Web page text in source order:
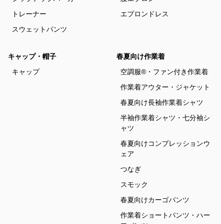
トレーナー
スウェットパンツ
エプロンドレス
キャップ・帽子
キャップ
春夏向け作業着
空調服®・ファン付き作業着
作業着アウター・ジャケット
春夏向け長袖作業着シャツ
半袖作業着シャツ・七分袖シ
ャツ
春夏向けコンプレッションウ
ェア
つなぎ
スモック
春夏向けカーゴパンツ
作業着ショートパンツ・ハー